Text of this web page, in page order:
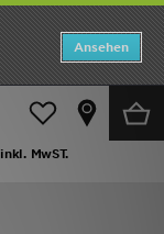
Ansehen
Oberteile
inkl. MwST.